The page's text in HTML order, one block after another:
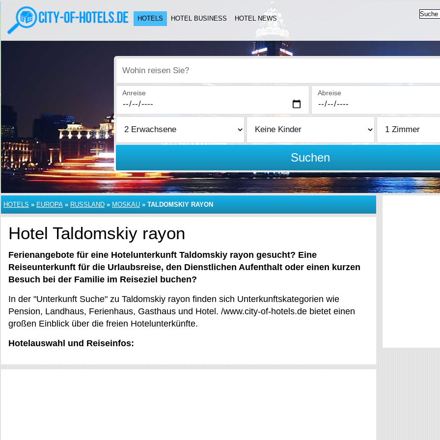
HOTELS HOTEL BUSINESS HOTEL NEWS
Wohin reisen Sie?
Anreise Abreise
Suchen
HOTELS » EUROPA » RUSSLAND » MOSKAU » TALDOMSKIY RAYON
Hotel Taldomskiy rayon
Ferienangebote für eine Hotelunterkunft Taldomskiy rayon gesucht? Eine
Reiseunterkunft für die Urlaubsreise, den Dienstlichen Aufenthalt oder einen kurzen
Besuch bei der Familie im Reiseziel buchen?
In der "Unterkunft Suche" zu Taldomskiy rayon finden sich Unterkunftskategorien wie
Pension, Landhaus, Ferienhaus, Gasthaus und Hotel. /www.city-of-hotels.de bietet einen
großen Einblick über die freien Hotelunterkünfte.
Hotelauswahl und Reiseinfos: